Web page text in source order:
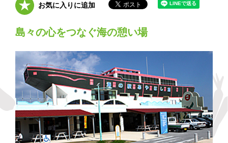
お気に入りに追加
島々の心をつなぐ海の憩い場